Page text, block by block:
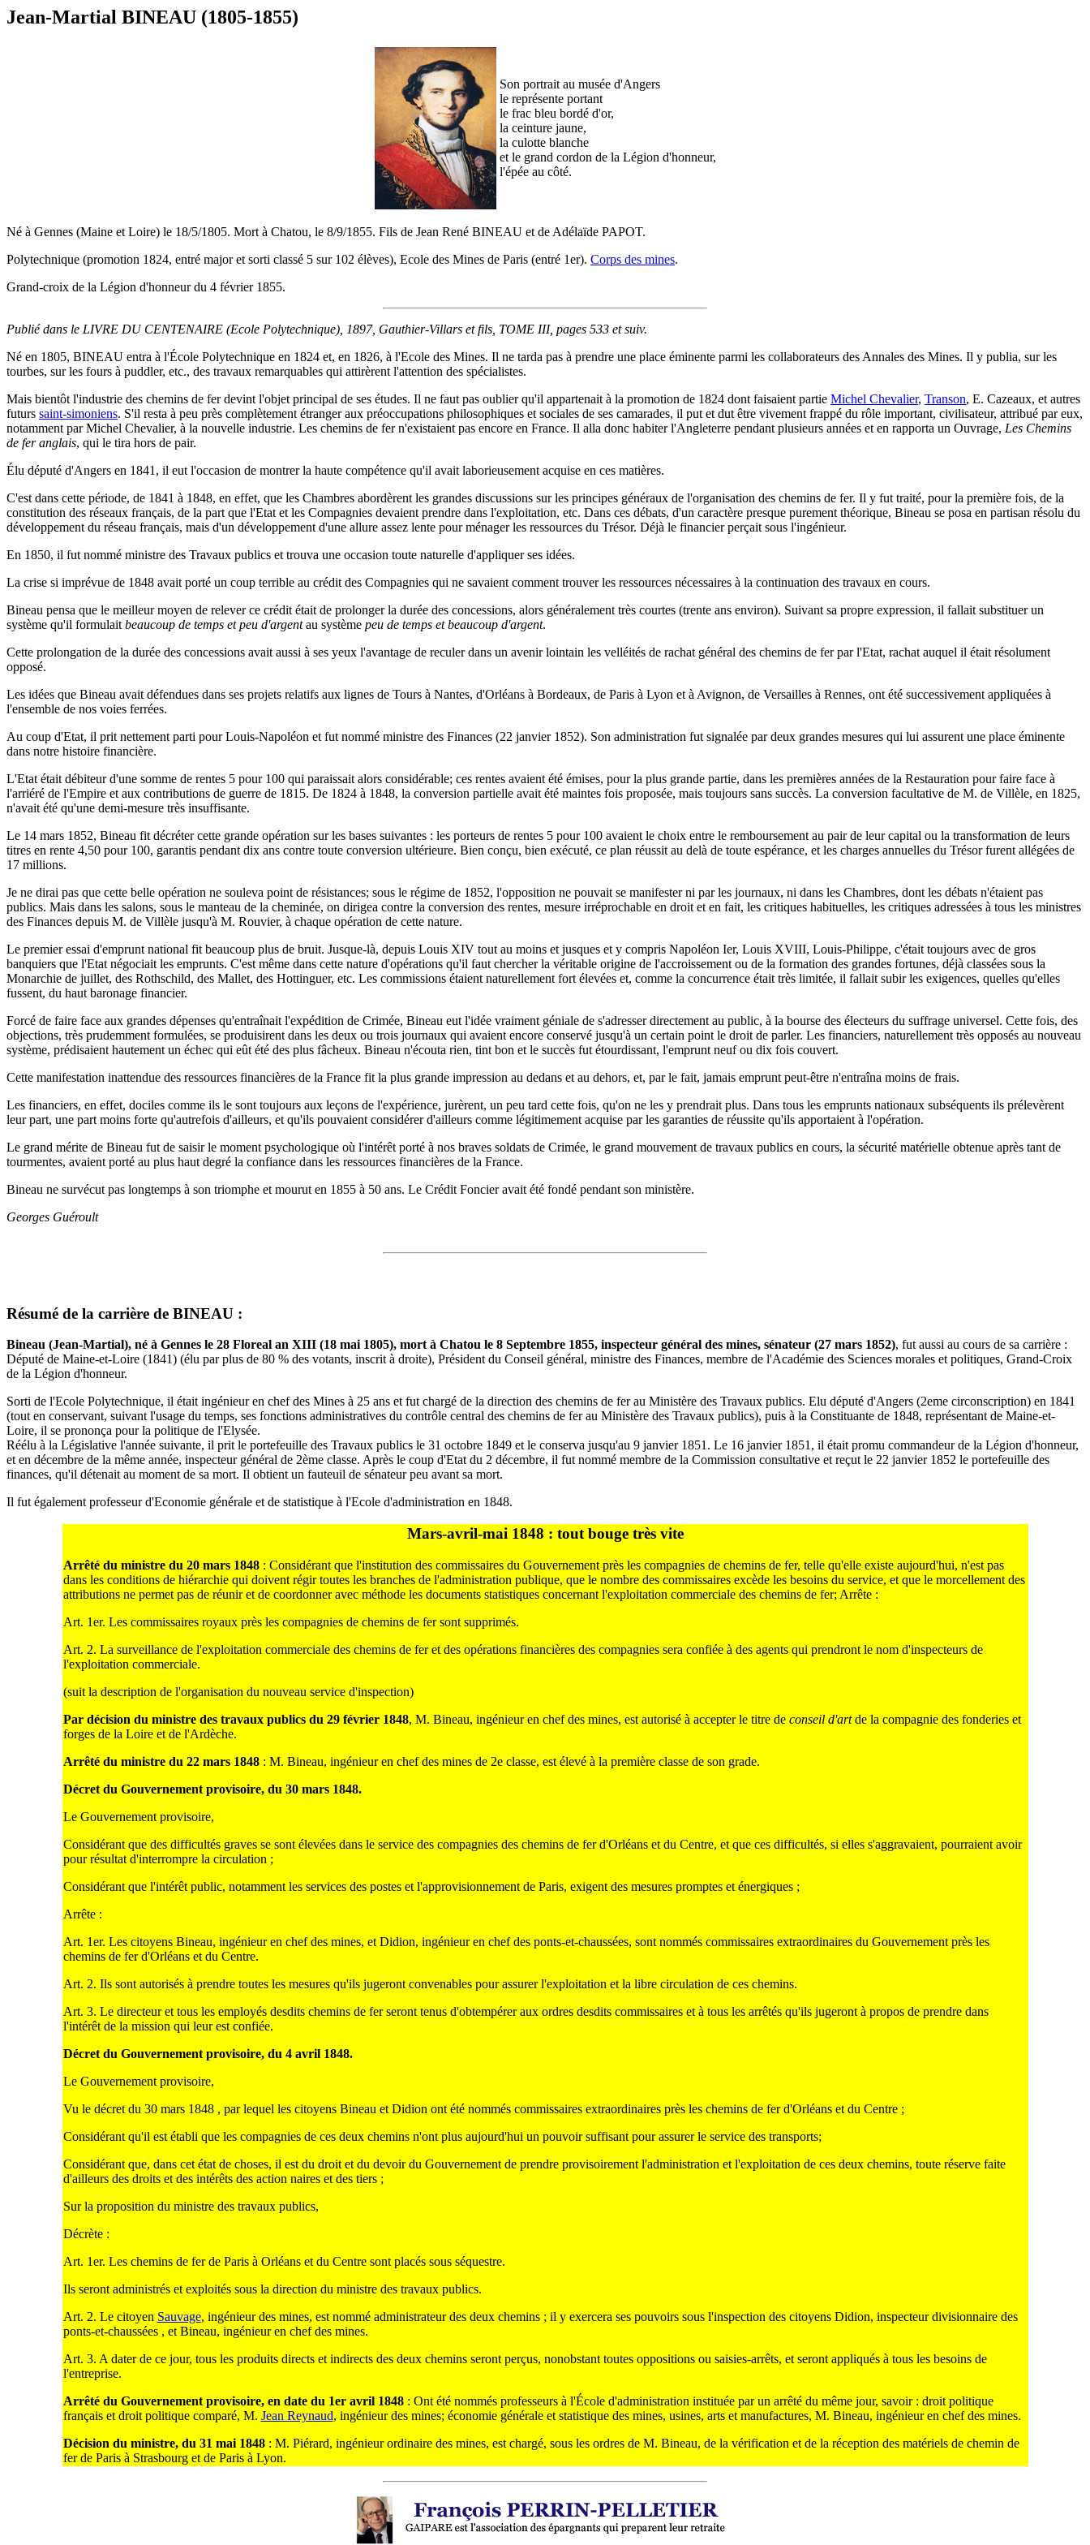
Jean-Martial BINEAU (1805-1855)
Son portrait au musée d'Angers
le représente portant
le frac bleu bordé d'or,
la ceinture jaune,
la culotte blanche
et le grand cordon de la Légion d'honneur,
l'épée au côté.
Né à Gennes (Maine et Loire) le 18/5/1805. Mort à Chatou, le 8/9/1855. Fils de Jean René BINEAU et de Adélaïde PAPOT.
Polytechnique (promotion 1824, entré major et sorti classé 5 sur 102 élèves), Ecole des Mines de Paris (entré 1er). Corps des mines.
Grand-croix de la Légion d'honneur du 4 février 1855.
Publié dans le LIVRE DU CENTENAIRE (Ecole Polytechnique), 1897, Gauthier-Villars et fils, TOME III, pages 533 et suiv.
Né en 1805, BINEAU entra à l'École Polytechnique en 1824 et, en 1826, à l'Ecole des Mines. Il ne tarda pas à prendre une place éminente parmi les collaborateurs des Annales des Mines. Il y publia, sur les
tourbes, sur les fours à puddler, etc., des travaux remarquables qui attirèrent l'attention des spécialistes.
Mais bientôt l'industrie des chemins de fer devint l'objet principal de ses études. Il ne faut pas oublier qu'il appartenait à la promotion de 1824 dont faisaient partie Michel Chevalier, Transon, E. Cazeaux, et autres
futurs saint-simoniens. S'il resta à peu près complètement étranger aux préoccupations philosophiques et sociales de ses camarades, il put et dut être vivement frappé du rôle important, civilisateur, attribué par eux,
notamment par Michel Chevalier, à la nouvelle industrie. Les chemins de fer n'existaient pas encore en France. Il alla donc habiter l'Angleterre pendant plusieurs années et en rapporta un Ouvrage, Les Chemins
de fer anglais, qui le tira hors de pair.
Élu député d'Angers en 1841, il eut l'occasion de montrer la haute compétence qu'il avait laborieusement acquise en ces matières.
C'est dans cette période, de 1841 à 1848, en effet, que les Chambres abordèrent les grandes discussions sur les principes généraux de l'organisation des chemins de fer. Il y fut traité, pour la première fois, de la
constitution des réseaux français, de la part que l'Etat et les Compagnies devaient prendre dans l'exploitation, etc. Dans ces débats, d'un caractère presque purement théorique, Bineau se posa en partisan résolu du
développement du réseau français, mais d'un développement d'une allure assez lente pour ménager les ressources du Trésor. Déjà le financier perçait sous l'ingénieur.
En 1850, il fut nommé ministre des Travaux publics et trouva une occasion toute naturelle d'appliquer ses idées.
La crise si imprévue de 1848 avait porté un coup terrible au crédit des Compagnies qui ne savaient comment trouver les ressources nécessaires à la continuation des travaux en cours.
Bineau pensa que le meilleur moyen de relever ce crédit était de prolonger la durée des concessions, alors généralement très courtes (trente ans environ). Suivant sa propre expression, il fallait substituer un
système qu'il formulait beaucoup de temps et peu d'argentau système peu de temps et beaucoup d'argent.
Cette prolongation de la durée des concessions avait aussi à ses yeux l'avantage de reculer dans un avenir lointain les velléités de rachat général des chemins de fer par l'Etat, rachat auquel il était résolument
opposé.
Les idées que Bineau avait défendues dans ses projets relatifs aux lignes de Tours à Nantes, d'Orléans à Bordeaux, de Paris à Lyon et à Avignon, de Versailles à Rennes, ont été successivement appliquées à
l'ensemble de nos voies ferrées.
Au coup d'Etat, il prit nettement parti pour Louis-Napoléon et fut nommé ministre des Finances (22 janvier 1852). Son administration fut signalée par deux grandes mesures qui lui assurent une place éminente
dans notre histoire financière.
L'Etat était débiteur d'une somme de rentes 5 pour 100 qui paraissait alors considérable; ces rentes avaient été émises, pour la plus grande partie, dans les premières années de la Restauration pour faire face à
l'arriéré de l'Empire et aux contributions de guerre de 1815. De 1824 à 1848, la conversion partielle avait été maintes fois proposée, mais toujours sans succès. La conversion facultative de M. de Villèle, en 1825,
n'avait été qu'une demi-mesure très insuffisante.
Le 14 mars 1852, Bineau fit décréter cette grande opération sur les bases suivantes : les porteurs de rentes 5 pour 100 avaient le choix entre le remboursement au pair de leur capital ou la transformation de leurs
titres en rente 4,50 pour 100, garantis pendant dix ans contre toute conversion ultérieure. Bien conçu, bien exécuté, ce plan réussit au delà de toute espérance, et les charges annuelles du Trésor furent allégées de
17 millions.
Je ne dirai pas que cette belle opération ne souleva point de résistances; sous le régime de 1852, l'opposition ne pouvait se manifester ni par les journaux, ni dans les Chambres, dont les débats n'étaient pas
publics. Mais dans les salons, sous le manteau de la cheminée, on dirigea contre la conversion des rentes, mesure irréprochable en droit et en fait, les critiques habituelles, les critiques adressées à tous les ministres
des Finances depuis M. de Villèle jusqu'à M. Rouvier, à chaque opération de cette nature.
Le premier essai d'emprunt national fit beaucoup plus de bruit. Jusque-là, depuis Louis XIV tout au moins et jusques et y compris Napoléon Ier, Louis XVIII, Louis-Philippe, c'était toujours avec de gros
banquiers que l'Etat négociait les emprunts. C'est même dans cette nature d'opérations qu'il faut chercher la véritable origine de l'accroissement ou de la formation des grandes fortunes, déjà classées sous la
Monarchie de juillet, des Rothschild, des Mallet, des Hottinguer, etc. Les commissions étaient naturellement fort élevées et, comme la concurrence était très limitée, il fallait subir les exigences, quelles qu'elles
fussent, du haut baronage financier.
Forcé de faire face aux grandes dépenses qu'entraînait l'expédition de Crimée, Bineau eut l'idée vraiment géniale de s'adresser directement au public, à la bourse des électeurs du suffrage universel. Cette fois, des
objections, très prudemment formulées, se produisirent dans les deux ou trois journaux qui avaient encore conservé jusqu'à un certain point le droit de parler. Les financiers, naturellement très opposés au nouveau
système, prédisaient hautement un échec qui eût été des plus fâcheux. Bineau n'écouta rien, tint bon et le succès fut étourdissant, l'emprunt neuf ou dix fois couvert.
Cette manifestation inattendue des ressources financières de la France fit la plus grande impression au dedans et au dehors, et, par le fait, jamais emprunt peut-être n'entraîna moins de frais.
Les financiers, en effet, dociles comme ils le sont toujours aux leçons de l'expérience, jurèrent, un peu tard cette fois, qu'on ne les y prendrait plus. Dans tous les emprunts nationaux subséquents ils prélevèrent
leur part, une part moins forte qu'autrefois d'ailleurs, et qu'ils pouvaient considérer d'ailleurs comme légitimement acquise par les garanties de réussite qu'ils apportaient à l'opération.
Le grand mérite de Bineau fut de saisir le moment psychologique où l'intérêt porté à nos braves soldats de Crimée, le grand mouvement de travaux publics en cours, la sécurité matérielle obtenue après tant de
tourmentes, avaient porté au plus haut degré la confiance dans les ressources financières de la France.
Bineau ne survécut pas longtemps à son triomphe et mourut en 1855 à 50 ans. Le Crédit Foncier avait été fondé pendant son ministère.
Georges Guéroult
Résumé de la carrière de BINEAU :
Bineau (Jean-Martial), né à Gennes le 28 Floreal an XIII (18 mai 1805), mort à Chatou le 8 Septembre 1855, inspecteur général des mines, sénateur (27 mars 1852), fut aussi au cours de sa carrière :
Député de Maine-et-Loire (1841) (élu par plus de 80 % des votants, inscrit à droite), Président du Conseil général, ministre des Finances, membre de l'Académie des Sciences morales et politiques, Grand-Croix
de la Légion d'honneur.
Sorti de l'Ecole Polytechnique, il était ingénieur en chef des Mines à 25 ans et fut chargé de la direction des chemins de fer au Ministère des Travaux publics. Elu député d'Angers (2eme circonscription) en 1841
(tout en conservant, suivant l'usage du temps, ses fonctions administratives du contrôle central des chemins de fer au Ministère des Travaux publics), puis à la Constituante de 1848, représentant de Maine-et-
Loire, il se prononça pour la politique de l'Elysée.
Réélu à la Législative l'année suivante, il prit le portefeuille des Travaux publics le 31 octobre 1849 et le conserva jusqu'au 9 janvier 1851. Le 16 janvier 1851, il était promu commandeur de la Légion d'honneur,
et en décembre de la même année, inspecteur général de 2ème classe. Après le coup d'Etat du 2 décembre, il fut nommé membre de la Commission consultative et reçut le 22 janvier 1852 le portefeuille des
finances, qu'il détenait au moment de sa mort. Il obtient un fauteuil de sénateur peu avant sa mort.
Il fut également professeur d'Economie générale et de statistique à l'Ecole d'administration en 1848.
Mars-avril-mai 1848 : tout bouge très vite
Arrêté du ministre du 20 mars 1848: Considérant que l'institution des commissaires du Gouvernement près les compagnies de chemins de fer, telle qu'elle existe aujourd'hui, n'est pas
dans les conditions de hiérarchie qui doivent régir toutes les branches de l'administration publique, que le nombre des commissaires excède les besoins du service, et que le morcellement des
attributions ne permet pas de réunir et de coordonner avec méthode les documents statistiques concernant l'exploitation commerciale des chemins de fer; Arrête :
Art. 1er. Les commissaires royaux près les compagnies de chemins de fer sont supprimés.
Art. 2. La surveillance de l'exploitation commerciale des chemins de fer et des opérations financières des compagnies sera confiée à des agents qui prendront le nom d'inspecteurs de
l'exploitation commerciale.
(suit la description de l'organisation du nouveau service d'inspection)
Par décision du ministre des travaux publics du 29 février 1848, M. Bineau, ingénieur en chef des mines, est autorisé à accepter le titre de conseil d'artde la compagnie des fonderies et
forges de la Loire et de l'Ardèche.
Arrêté du ministre du 22 mars 1848: M. Bineau, ingénieur en chef des mines de 2e classe, est élevé à la première classe de son grade.
Décret du Gouvernement provisoire, du 30 mars 1848.
Le Gouvernement provisoire,
Considérant que des difficultés graves se sont élevées dans le service des compagnies des chemins de fer d'Orléans et du Centre, et que ces difficultés, si elles s'aggravaient, pourraient avoir
pour résultat d'interrompre la circulation ;
Considérant que l'intérêt public, notamment les services des postes et l'approvisionnement de Paris, exigent des mesures promptes et énergiques ;
Arrête :
Art. 1er. Les citoyens Bineau, ingénieur en chef des mines, et Didion, ingénieur en chef des ponts-et-chaussées, sont nommés commissaires extraordinaires du Gouvernement près les
chemins de fer d'Orléans et du Centre.
Art. 2. Ils sont autorisés à prendre toutes les mesures qu'ils jugeront convenables pour assurer l'exploitation et la libre circulation de ces chemins.
Art. 3. Le directeur et tous les employés desdits chemins de fer seront tenus d'obtempérer aux ordres desdits commissaires et à tous les arrêtés qu'ils jugeront à propos de prendre dans
l'intérêt de la mission qui leur est confiée.
Décret du Gouvernement provisoire, du 4 avril 1848.
Le Gouvernement provisoire,
Vu le décret du 30 mars 1848 , par lequel les citoyens Bineau et Didion ont été nommés commissaires extraordinaires près les chemins de fer d'Orléans et du Centre ;
Considérant qu'il est établi que les compagnies de ces deux chemins n'ont plus aujourd'hui un pouvoir suffisant pour assurer le service des transports;
Considérant que, dans cet état de choses, il est du droit et du devoir du Gouvernement de prendre provisoirement l'administration et l'exploitation de ces deux chemins, toute réserve faite
d'ailleurs des droits et des intérêts des action naires et des tiers ;
Sur la proposition du ministre des travaux publics,
Décrète :
Art. 1er. Les chemins de fer de Paris à Orléans et du Centre sont placés sous séquestre.
Ils seront administrés et exploités sous la direction du ministre des travaux publics.
Art. 2. Le citoyen Sauvage, ingénieur des mines, est nommé administrateur des deux chemins ; il y exercera ses pouvoirs sous l'inspection des citoyens Didion, inspecteur divisionnaire des
ponts-et-chaussées , et Bineau, ingénieur en chef des mines.
Art. 3. A dater de ce jour, tous les produits directs et indirects des deux chemins seront perçus, nonobstant toutes oppositions ou saisies-arrêts, et seront appliqués à tous les besoins de
l'entreprise.
Arrêté du Gouvernement provisoire, en date du 1er avril 1848: Ont été nommés professeurs à l'École d'administration instituée par un arrêté du même jour, savoir : droit politique
français et droit politique comparé, M. Jean Reynaud, ingénieur des mines; économie générale et statistique des mines, usines, arts et manufactures, M. Bineau, ingénieur en chef des mines.
Décision du ministre, du 31 mai 1848: M. Piérard, ingénieur ordinaire des mines, est chargé, sous les ordres de M. Bineau, de la vérification et de la réception des matériels de chemin de
fer de Paris à Strasbourg et de Paris à Lyon.